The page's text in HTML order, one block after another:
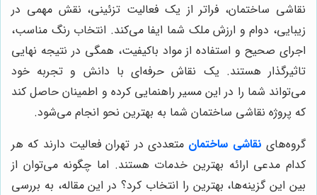
نقاشی ساختمان، فراتر از یک فعالیت تزئینی، نقش مهمی در
زیبایی، دوام و ارزش ملک شما ایفا می‌کند. انتخاب رنگ مناسب،
اجرای صحیح و استفاده از مواد باکیفیت، همگی در نتیجه نهایی
تاثیرگذار هستند. یک نقاش حرفه‌ای با دانش و تجربه خود
می‌تواند شما را در این مسیر راهنمایی کرده و اطمینان حاصل کند
که پروژه نقاشی ساختمان شما به بهترین نحو انجام می‌شود.
گروه‌های نقاشی ساختمان متعددی در تهران فعالیت دارند که هر
کدام مدعی ارائه بهترین خدمات هستند. اما چگونه می‌توان از
بین این گزینه‌ها، بهترین را انتخاب کرد؟ در این مقاله، به بررسی